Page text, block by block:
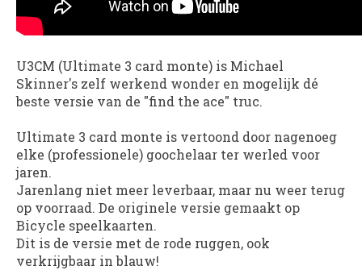
U3CM (Ultimate 3 card monte) is Michael
Skinner's zelf werkend wonder en mogelijk dé
beste versie van de "find the ace" truc.
Ultimate 3 card monte is vertoond door nagenoeg
elke (professionele) goochelaar ter werled voor
jaren.
Jarenlang niet meer leverbaar, maar nu weer terug
op voorraad. De originele versie gemaakt op
Bicycle speelkaarten.
Dit is de versie met de rode ruggen, ook
verkrijgbaar in blauw!